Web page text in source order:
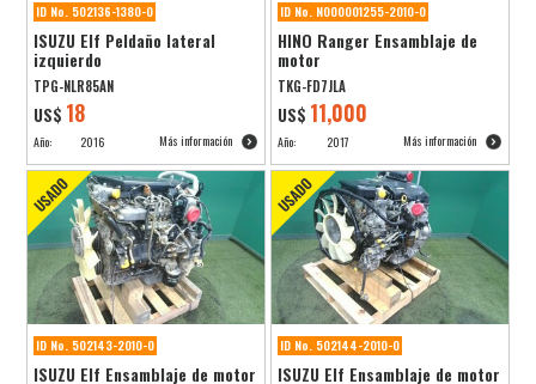
ID No. 502136-1380-0
ISUZU Elf Peldaño lateral
izquierdo
TPG-NLR85AN
US$ 18
Año: 2016 Más información
ID No. N000001255-2010-0
HINO Ranger Ensamblaje de
motor
TKG-FD7JLA
US$ 11,000
Año: 2017 Más información
ID No. 502143-2010-0
ISUZU Elf Ensamblaje de motor
ID No. 502144-2010-0
ISUZU Elf Ensamblaje de motor